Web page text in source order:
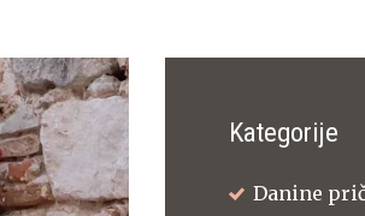
Kategorije
Danine